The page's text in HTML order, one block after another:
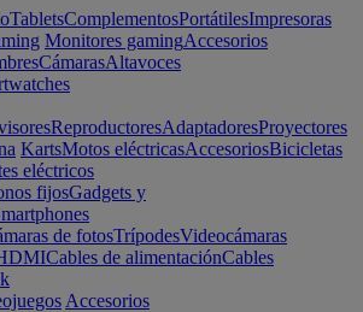
TabletsComplementosPortátilesImpresoras
Monitores gamingAccesorios
CámarasAltavoces
ReproductoresAdaptadoresProyectores
KartsMotos eléctricasAccesoriosBicicletas
eléctricos
fijosGadgets y
de fotosTrípodesVideocámaras
Cables de alimentaciónCables
Accesorios